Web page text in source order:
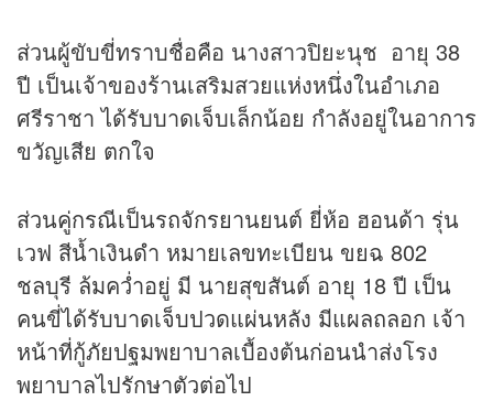
ส่วนผู้ขับขี่ทราบชื่อคือ นางสาวปิยะนุช อายุ 38
ปี เป็นเจ้าของร้านเสริมสวยแห่งหนึ่งในอำเภอ
ศรีราชา ได้รับบาดเจ็บเล็กน้อย กำลังอยู่ในอาการ
ขวัญเสีย ตกใจ
ส่วนคู่กรณีเป็นรถจักรยานยนต์ ยี่ห้อ ฮอนด้า รุ่น
เวฟ สีน้ำเงินดำ หมายเลขทะเบียน ขยฉ 802
ชลบุรี ล้มคว่ำอยู่ มี นายสุขสันต์ อายุ 18 ปี เป็น
คนขี่ได้รับบาดเจ็บปวดแผ่นหลัง มีแผลถลอก เจ้า
หน้าที่กู้ภัยปฐมพยาบาลเบื้องต้นก่อนนำส่งโรง
พยาบาลไปรักษาตัวต่อไป